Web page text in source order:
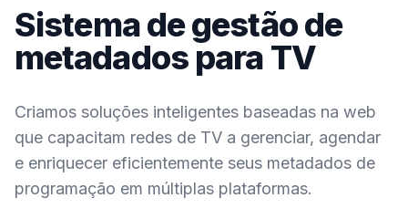
Sistema de gestão de
metadados para TV
Criamos soluções inteligentes baseadas na web
que capacitam redes de TV a gerenciar, agendar
e enriquecer eficientemente seus metadados de
programação em múltiplas plataformas.